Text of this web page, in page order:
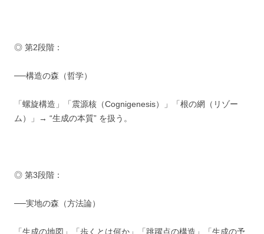
◎ 第2段階：
──構造の森（哲学）
「螺旋構造」「震源核（Cognigenesis）」「根の網（リゾー
ム）」→ “生成の本質” を扱う。
◎ 第3段階：
──実地の森（方法論）
「生成の地図」「歩くとは何か」「跳躍点の構造」「生成の予